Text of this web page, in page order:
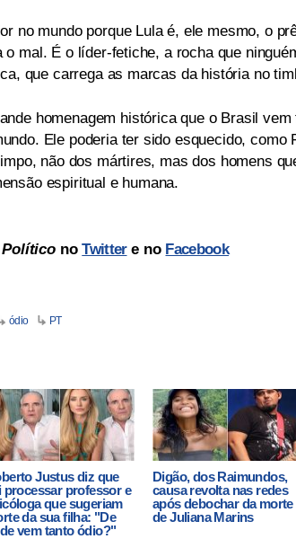
no mundo porque Lula é, ele mesmo, o
o mal. É o líder-fetiche, a rocha que
que carrega as marcas da história no
homenagem histórica que o Brasil
Ele poderia ter sido esquecido, como
não dos mártires, mas dos homens
espiritual e humana.
noTwittere no Facebook
ódio PT
Justus diz que
processar professor e
que sugeriam
da sua filha: "De
vem tanto ódio?"
Digão, dos Raimundos,
causa revolta nas redes
após debochar da morte
de Juliana Marins